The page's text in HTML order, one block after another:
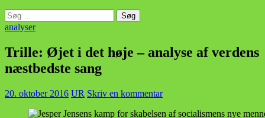
Søg
efter:
analyser
Trille: Øjet i det høje – analyse af verdens
næstbedste sang
20. oktober 2016 UR Skriv en kommentar